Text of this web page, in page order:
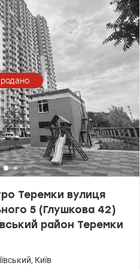
Продається з меблями і
варильна поверхня,
телевізор, два дивани, 4
столи, обідній стіл та стільці. В
утеплена зовні,
труби. valion.ua/1144150
Теремки вулиця
5 (Глушкова 42)
район Теремки
, Київ